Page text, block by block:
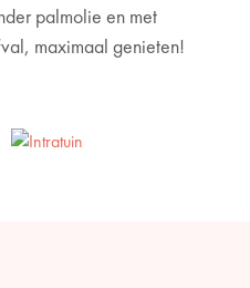
palmolie en met
maximaal genieten!